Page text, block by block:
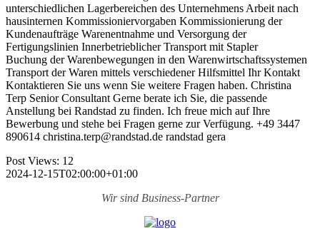
unterschiedlichen Lagerbereichen des Unternehmens Arbeit nach
hausinternen Kommissioniervorgaben Kommissionierung der
Kundenaufträge Warenentnahme und Versorgung der
Fertigungslinien Innerbetrieblicher Transport mit Stapler
Buchung der Warenbewegungen in den Warenwirtschaftssystemen
Transport der Waren mittels verschiedener Hilfsmittel Ihr Kontakt
Kontaktieren Sie uns wenn Sie weitere Fragen haben. Christina
Terp Senior Consultant Gerne berate ich Sie, die passende
Anstellung bei Randstad zu finden. Ich freue mich auf Ihre
Bewerbung und stehe bei Fragen gerne zur Verfügung. +49 3447
890614 christina.terp@randstad.de randstad gera
Post Views: 12
2024-12-15T02:00:00+01:00
Wir sind Business-Partner